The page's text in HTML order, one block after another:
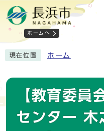
ホームへ
現在位置 ホーム
【教育委員
センター 木